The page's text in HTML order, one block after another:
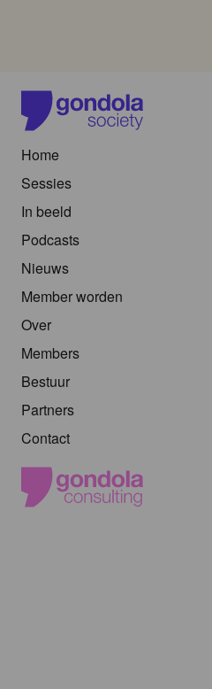
Home
Sessies
In beeld
Podcasts
Nieuws
Member worden
Over
Members
Bestuur
Partners
Contact